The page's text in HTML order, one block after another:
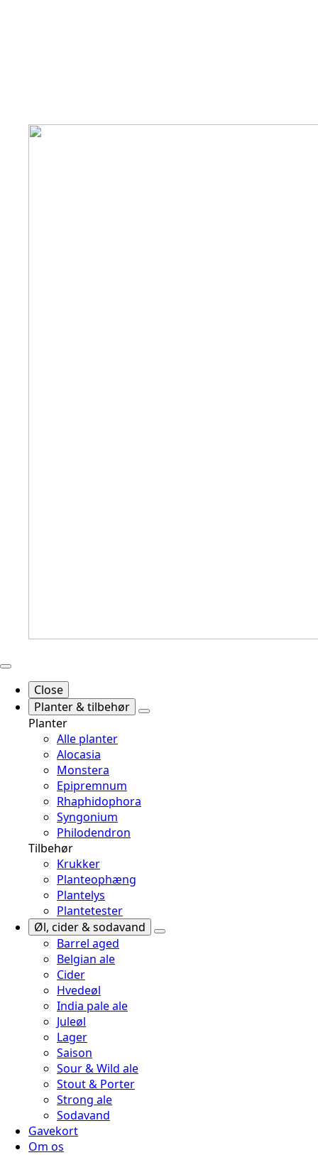
Close
Planter & tilbehør
Planter
Alle planter
Alocasia
Monstera
Epipremnum
Rhaphidophora
Syngonium
Philodendron
Tilbehør
Krukker
Planteophæng
Plantelys
Plantetester
Øl, cider & sodavand
Barrel aged
Belgian ale
Cider
Hvedeøl
India pale ale
Juleøl
Lager
Saison
Sour & Wild ale
Stout & Porter
Strong ale
Sodavand
Gavekort
Om os